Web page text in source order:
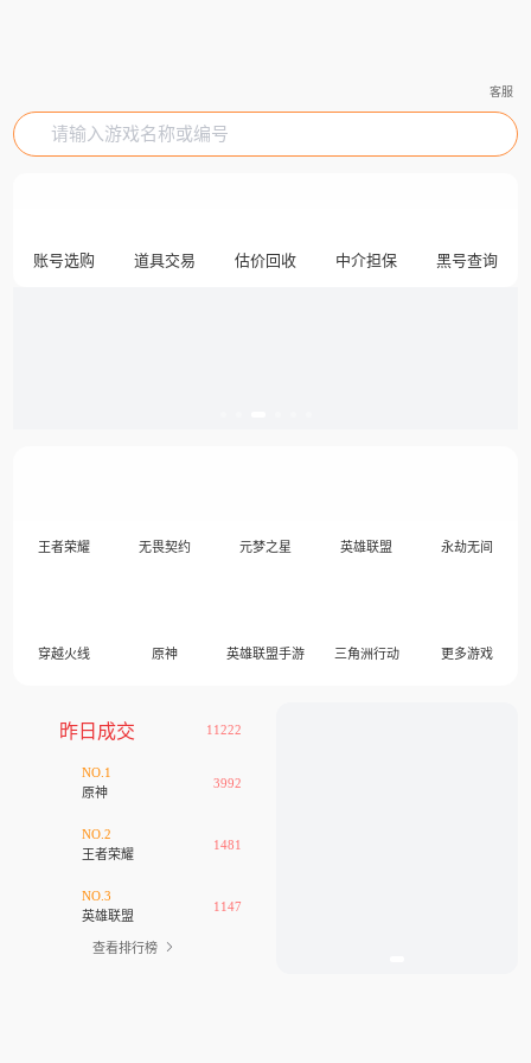
客服
请输入游戏名称或编号
账号选购 道具交易 估价回收 中介担保 黑号查询
王者荣耀 无畏契约 元梦之星 英雄联盟 永劫无间
穿越火线 原神 英雄联盟手游 三角洲行动 更多游戏
昨日成交 11222
NO.1
原神
3992
NO.2
王者荣耀
1481
NO.3
英雄联盟
1147
查看排行榜 